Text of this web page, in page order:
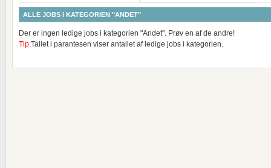
ALLE JOBS I KATEGORIEN "ANDET"
Der er ingen ledige jobs i kategorien "Andet". Prøv en af de andre!
Tip:Tallet i parantesen viser antallet af ledige jobs i kategorien.